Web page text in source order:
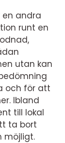
en andra
runt en
utan kan
och för att
Ibland
till lokal
ta bort
möjligt.